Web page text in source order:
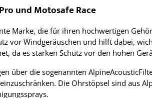
und Motosafe Race
Marke, die für ihren hochwertigen
vor Windgeräuschen und hilft dabei,
da es starken Schutz vor den hohen
über die sogenannten
Die Ohrstöpsel sind aus